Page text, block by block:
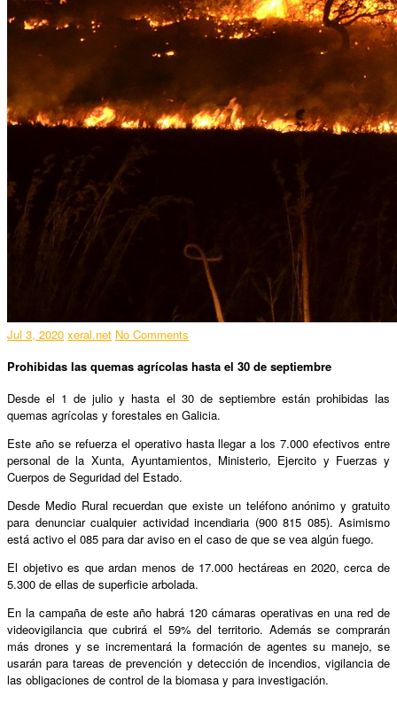
Jul 3, 2020 xeral.net No Comments
Prohibidas las quemas agrícolas hasta el 30 de septiembre
Desde el 1 de julio y hasta el 30 de septiembre están prohibidas las
quemas agrícolas y forestales en Galicia.
Este año se refuerza el operativo hasta llegar a los 7.000 efectivos entre
personal de la Xunta, Ayuntamientos, Ministerio, Ejercito y Fuerzas y
Cuerpos de Seguridad del Estado.
Desde Medio Rural recuerdan que existe un teléfono anónimo y gratuito
para denunciar cualquier actividad incendiaria (900 815 085). Asimismo
está activo el 085 para dar aviso en el caso de que se vea algún fuego.
El objetivo es que ardan menos de 17.000 hectáreas en 2020, cerca de
5.300 de ellas de superficie arbolada.
En la campaña de este año habrá 120 cámaras operativas en una red de
videovigilancia que cubrirá el 59% del territorio. Además se comprarán
más drones y se incrementará la formación de agentes su manejo, se
usarán para tareas de prevención y detección de incendios, vigilancia de
las obligaciones de control de la biomasa y para investigación.